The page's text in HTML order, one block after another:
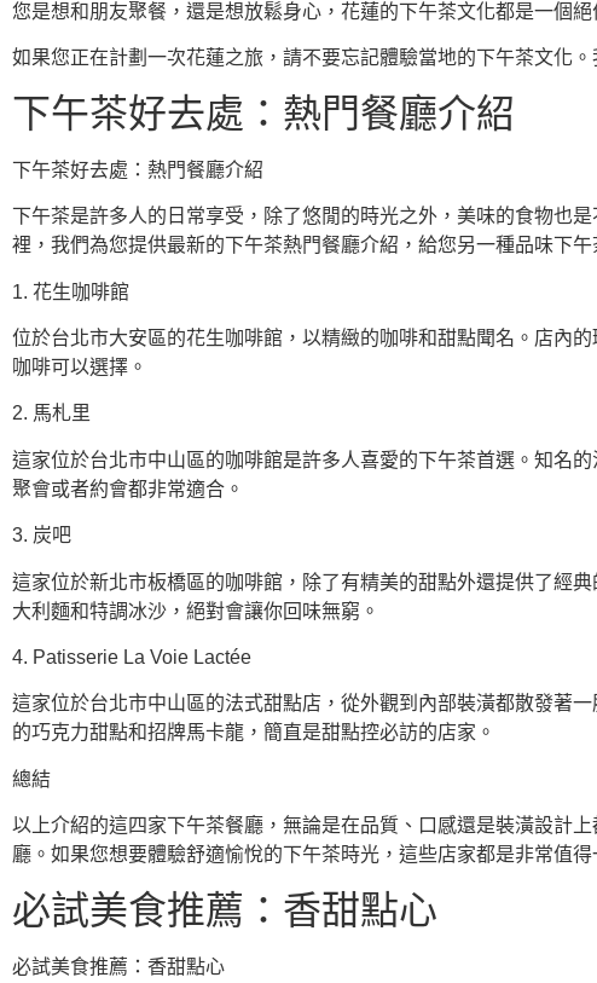
您是想和朋友聚餐，還是想放鬆身心，花蓮的下午茶文化都是一個絕
如果您正在計劃一次花蓮之旅，請不要忘記體驗當地的下午茶文化
下午茶好去處：熱門餐廳介紹
下午茶好去處：熱門餐廳介紹
下午茶是許多人的日常享受，除了悠閒的時光之外，美味的食物也
裡，我們為您提供最新的下午茶熱門餐廳介紹，給您另一種品味下午
1. 花生咖啡館
位於台北市大安區的花生咖啡館，以精緻的咖啡和甜點聞名。店內
咖啡可以選擇。
2. 馬札里
這家位於台北市中山區的咖啡館是許多人喜愛的下午茶首選。知名
聚會或者約會都非常適合。
3. 炭吧
這家位於新北市板橋區的咖啡館，除了有精美的甜點外還提供了經
大利麵和特調冰沙，絕對會讓你回味無窮。
4. Patisserie La Voie Lactée
這家位於台北市中山區的法式甜點店，從外觀到內部裝潢都散發著
的巧克力甜點和招牌馬卡龍，簡直是甜點控必訪的店家。
總結
以上介紹的這四家下午茶餐廳，無論是在品質、口感還是裝潢設計
廳。如果您想要體驗舒適愉悅的下午茶時光，這些店家都是非常值得
必試美食推薦：香甜點心
必試美食推薦：香甜點心